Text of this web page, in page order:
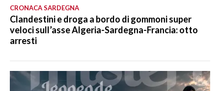
CRONACA SARDEGNA
Clandestini e droga a bordo di gommoni super
veloci sull’asse Algeria-Sardegna-Francia: otto
arresti